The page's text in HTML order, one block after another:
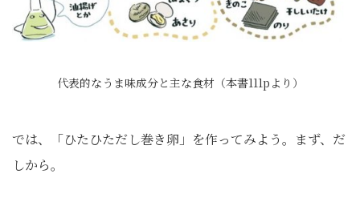
代表的なうま味成分と主な食材（本書111pより）
では、「ひたひただし巻き卵」を作ってみよう。まず、だ
しから。